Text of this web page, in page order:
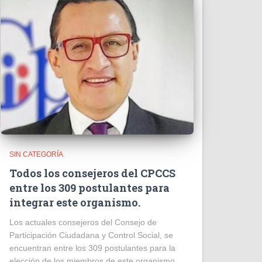
SIN CATEGORÍA
Todos los consejeros del CPCCS
entre los 309 postulantes para
integrar este organismo.
Los actuales consejeros del Consejo de
Participación Ciudadana y Control Social, se
encuentran entre los 309 postulantes para la